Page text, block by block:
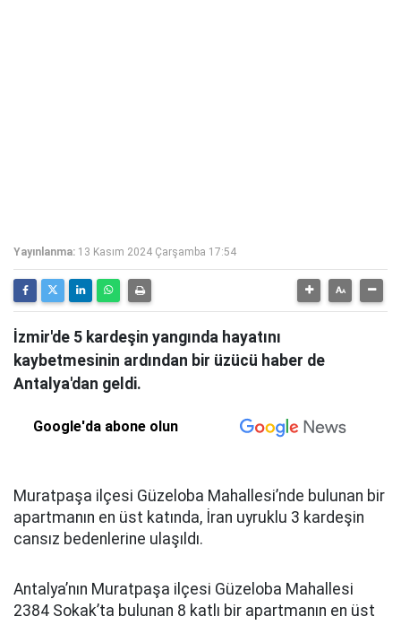
Yayınlanma: 13 Kasım 2024 Çarşamba 17:54
İzmir'de 5 kardeşin yangında hayatını
kaybetmesinin ardından bir üzücü haber de
Antalya'dan geldi.
Google'da abone olun
Muratpaşa ilçesi Güzeloba Mahallesi’nde bulunan bir
apartmanın en üst katında, İran uyruklu 3 kardeşin
cansız bedenlerine ulaşıldı.
Antalya’nın Muratpaşa ilçesi Güzeloba Mahallesi
2384 Sokak’ta bulunan 8 katlı bir apartmanın en üst